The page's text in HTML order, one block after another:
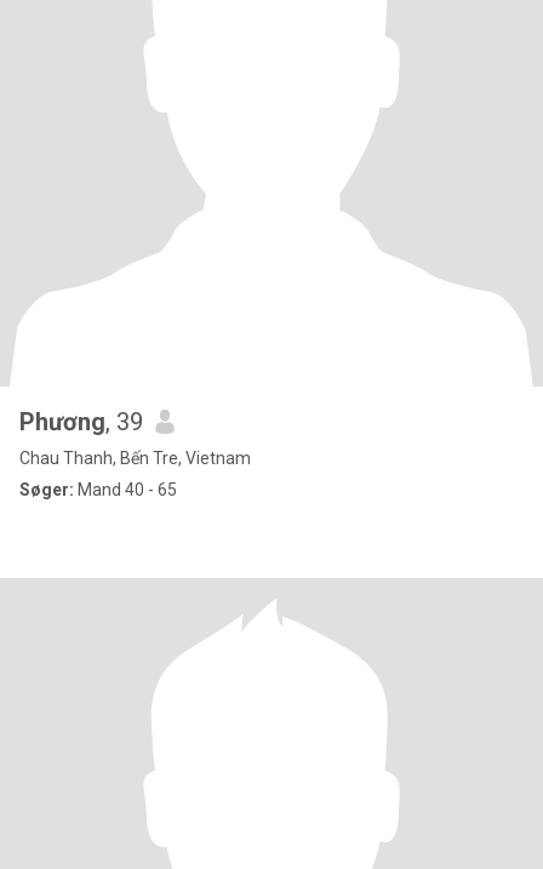
Phương, 39
Chau Thanh, Bến Tre, Vietnam
Søger: Mand 40 - 65